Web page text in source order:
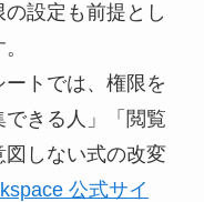
設定も前提とし
トでは、権限を
きる人」「閲覧
しない式の改変
公式サイ